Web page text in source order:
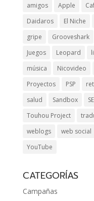
amigos Apple
Daidaros
El Niche
gripe
Grooveshark
Juegos
Leopard
música
Nicovideo
Proyectos
PSP
salud
Sandbox
Touhou Project
weblogs
web social
YouTube
CATEGORÍAS
Campañas